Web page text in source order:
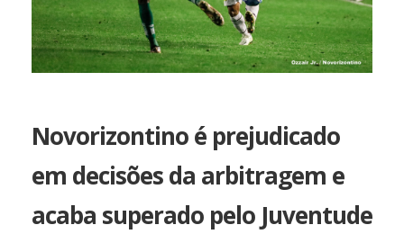
Novorizontino é prejudicado
em decisões da arbitragem e
acaba superado pelo Juventude